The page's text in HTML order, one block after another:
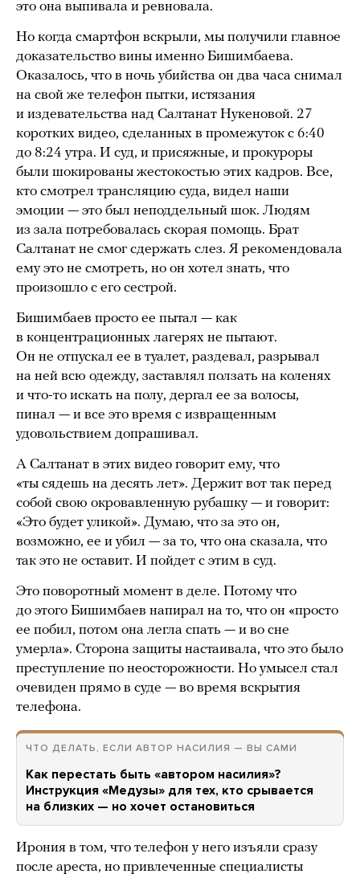
это она выпивала и ревновала.
Но когда смартфон вскрыли, мы получили главное
доказательство вины именно Бишимбаева.
Оказалось, что в ночь убийства он два часа снимал
на свой же телефон пытки, истязания
и издевательства над Салтанат Нукеновой. 27
коротких видео, сделанных в промежуток с 6:40
до 8:24 утра. И суд, и присяжные, и прокуроры
были шокированы жестокостью этих кадров. Все,
кто смотрел трансляцию суда, видел наши
эмоции — это был неподдельный шок. Людям
из зала потребовалась скорая помощь. Брат
Салтанат не смог сдержать слез. Я рекомендовала
ему это не смотреть, но он хотел знать, что
произошло с его сестрой.
Бишимбаев просто ее пытал — как
в концентрационных лагерях не пытают.
Он не отпускал ее в туалет, раздевал, разрывал
на ней всю одежду, заставлял ползать на коленях
и что-то искать на полу, дергал ее за волосы,
пинал — и все это время с извращенным
удовольствием допрашивал.
А Салтанат в этих видео говорит ему, что
«ты сядешь на десять лет». Держит вот так перед
собой свою окровавленную рубашку — и говорит:
«Это будет уликой». Думаю, что за это он,
возможно, ее и убил — за то, что она сказала, что
так это не оставит. И пойдет с этим в суд.
Это поворотный момент в деле. Потому что
до этого Бишимбаев напирал на то, что он «просто
ее побил, потом она легла спать — и во сне
умерла». Сторона защиты настаивала, что это было
преступление по неосторожности. Но умысел стал
очевиден прямо в суде — во время вскрытия
телефона.
ЧТО ДЕЛАТЬ, ЕСЛИ АВТОР НАСИЛИЯ — ВЫ САМИ
Как перестать быть «автором насилия»?
Инструкция «Медузы» для тех, кто срывается
на близких — но хочет остановиться
Ирония в том, что телефон у него изъяли сразу
после ареста, но привлеченные специалисты